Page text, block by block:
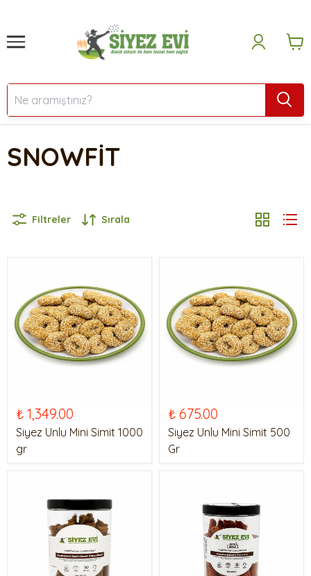
SNOWFİT
Filtreler Sırala
₺ 1,349.00
Siyez Unlu Mini Simit 1000
gr
₺ 675.00
Siyez Unlu Mini Simit 500
Gr